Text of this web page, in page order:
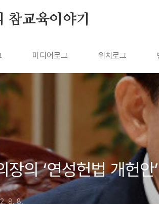
참교육이야기
미디어로그 위치로그
장의 ‘연성헌법 개헌안
8. 8.